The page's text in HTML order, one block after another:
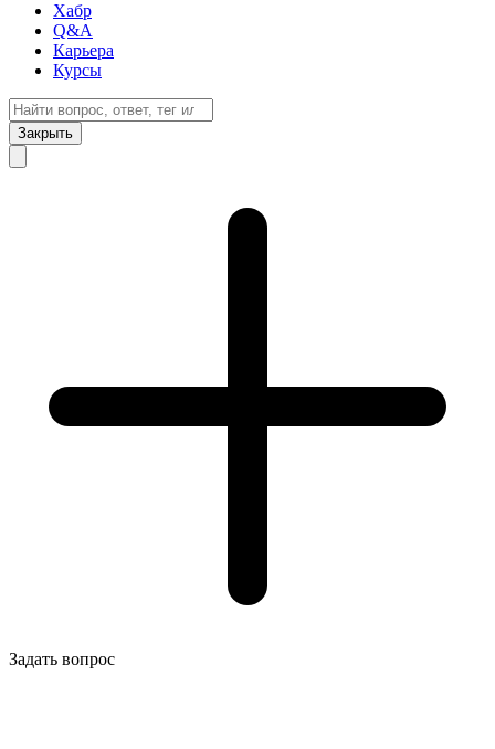
Хабр
Q&A
Карьера
Курсы
Закрыть
Задать вопрос